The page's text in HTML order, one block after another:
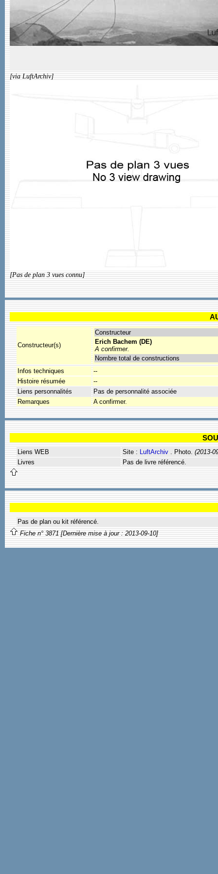
[via LuftArchiv]
[Pas de plan 3 vues connu]
Constructeur(s)
Constructeur
Erich Bachem (DE)
A confirmer.
Nombre total de constructions
Infos techniques
--
Histoire résumée
--
Liens personnalités
Pas de personnalité associée
Remarques
A confirmer.
Liens WEB Site : LuftArchiv . Photo. (2013-
Livres
Pas de livre référencé.
Pas de plan ou kit référencé.
Fiche n° 3871 [Dernière mise à jour : 2013-09-10]